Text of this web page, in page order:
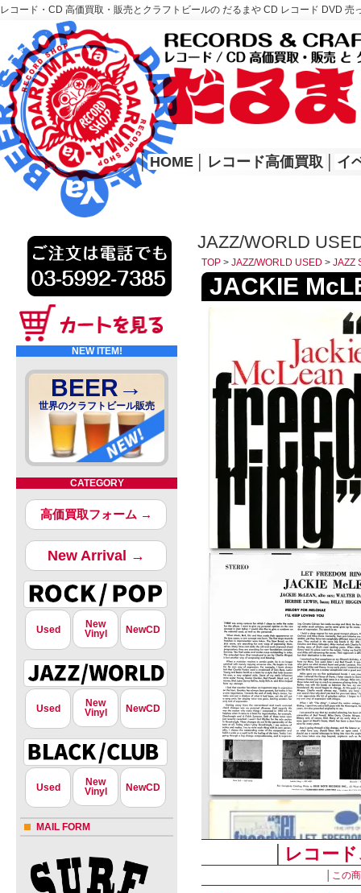
レコード・CD 高価買取・販売とクラフトビールの だるまや CD レコード DVD
レコード高価買取はこちら
HOME
│ HOME レコード高価買取 イ
NEW ITEM!
BEER→
世界のクラフトビール販売
CATEGORY
高価買取フォーム →
New Arrival →
Used
New
Vinyl
NewCD
Used
New
Vinyl
NewCD
Used
New
Vinyl
NewCD
MAIL FORM
JAZZ/WORLD
TOP > JAZZ/WORLD USED > JAZZ
JACKIE
レコー
この